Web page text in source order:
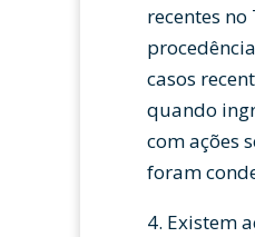
recentes
casos
quando
com ações
foram
4. Existem